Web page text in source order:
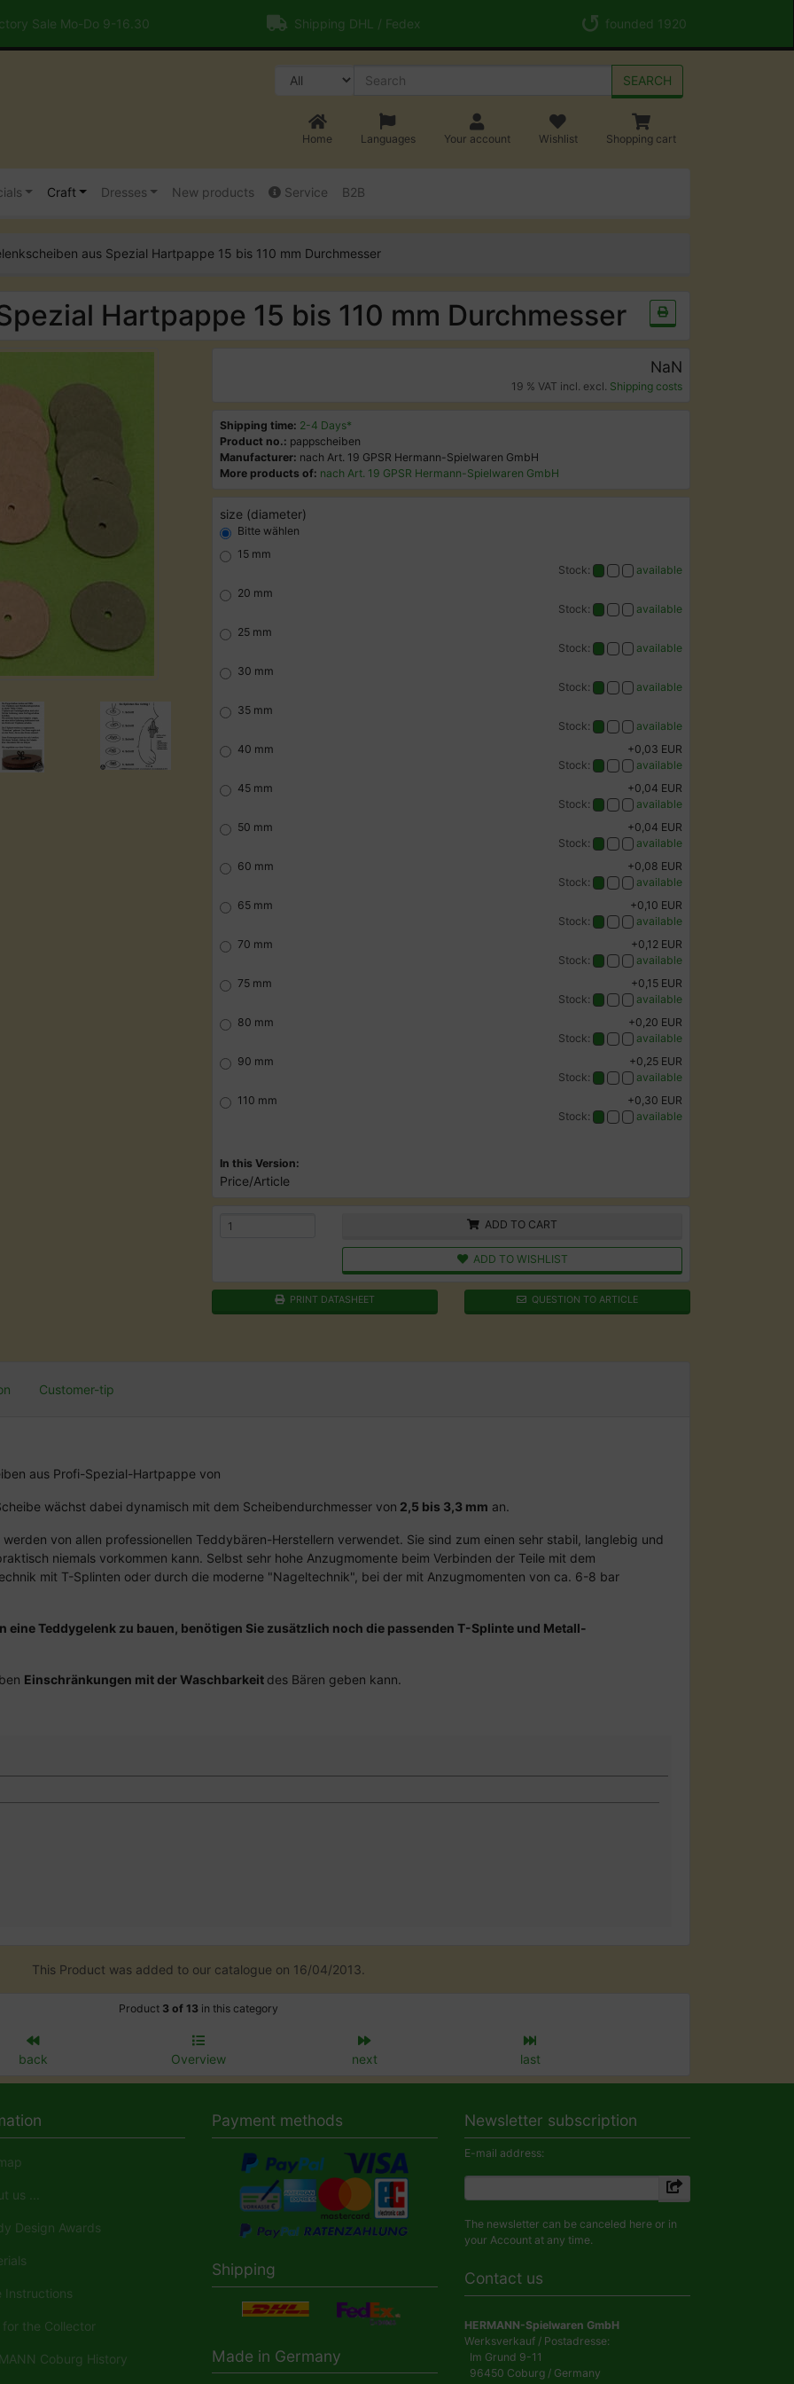
Sale Mo-Do 9-16.30 Shipping DHL / Fedex founded 1920
SEARCH
Home Languages Your account Wishlist Shopping cart
Craft Dresses New products Service B2B
aus Spezial Hartpappe 15 bis 110 mm Durchmesser
Hartpappe 15 bis 110 mm Durchmesser
NaN
19 % VAT incl. excl. Shipping costs
Shipping time: 2-4 Days*
Product no.: pappscheiben
Manufacturer: nach Art. 19 GPSR Hermann-Spielwaren GmbH
More products of: nach Art. 19 GPSR Hermann-Spielwaren GmbH
size (diameter)
Bitte wählen
15 mm
Stock:
available
20 mm
Stock:
available
25 mm
Stock:
available
30 mm
Stock:
available
35 mm
Stock:
available
40 mm
+0,03 EUR
Stock:
available
45 mm
+0,04 EUR
Stock:
available
50 mm
+0,04 EUR
Stock:
available
60 mm
+0,08 EUR
Stock:
available
65 mm
+0,10 EUR
Stock:
available
70 mm
+0,12 EUR
Stock:
available
75 mm
+0,15 EUR
Stock:
available
80 mm
+0,20 EUR
Stock:
available
90 mm
+0,25 EUR
Stock:
available
110 mm
+0,30 EUR
Stock:
available
In this Version:
Price/Article
ADD TO CART
ADD TO WISHLIST
PRINT DATASHEET QUESTION TO ARTICLE
Customer-tip
aus Profi-Spezial-Hartpappe von
wächst dabei dynamisch mit dem Scheibendurchmesser von 2,5 bis 3,3 mm an.
von allen professionellen Teddybären-Herstellern verwendet. Sie sind zum einen sehr stabil, langlebig und
niemals vorkommen kann. Selbst sehr hohe Anzugmomente beim Verbinden der Teile mit dem
mit T-Splinten oder durch die moderne "Nageltechnik", bei der mit Anzugmomenten von ca. 6-8 bar
eine Teddygelenk zu bauen, benötigen Sie zusätzlich noch die passenden T-Splinte und Metall-
Einschränkungen mit der Waschbarkeit des Bären geben kann.
This Product was added to our catalogue on 16/04/2013.
Product 3 of 13 in this category
back Overview next last
us ...
Design Awards
Instructions
the Collector
Coburg History
Payment methods
Shipping
Made in Germany
Newsletter subscription
E-mail address:
The newsletter can be canceled here or in
your Account at any time.
Contact us
HERMANN-Spielwaren GmbH
Werksverkauf / Postadresse:
Im Grund 9-11
96450 Coburg / Germany